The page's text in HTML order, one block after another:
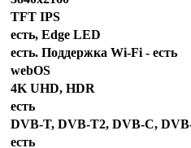
TFT IPS
есть, Edge LED
есть. Поддержка Wi-Fi - есть
webOS
4K UHD, HDR
есть
DVB-T, DVB-T2, DVB-C,
есть